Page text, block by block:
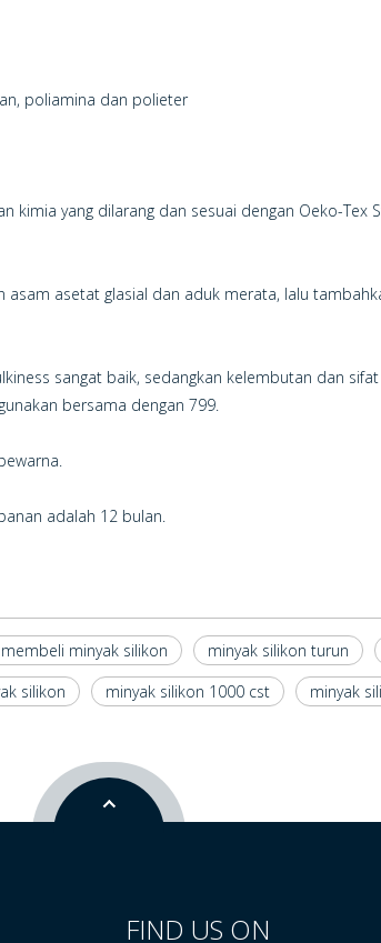
poliamina dan polieter
kimia yang dilarang dan sesuai dengan Oeko-Tex
asetat glasial dan aduk merata, lalu
sangat baik, sedangkan kelembutan dan
bersama dengan 799.
adalah 12 bulan.
minyak silikon minyak silikon turun
silikon minyak silikon 1000 cst minyak
FIND US ON